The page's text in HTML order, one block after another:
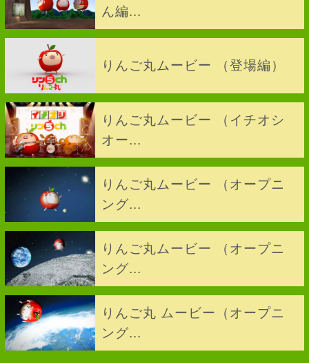
ん編...
りんご丸ムービー （登場編）
りんご丸ムービー （イチオシ
オー...
りんご丸ムービー （オープニ
ング...
りんご丸ムービー （オープニ
ング...
りんご丸 ムービー（オープニ
ング...